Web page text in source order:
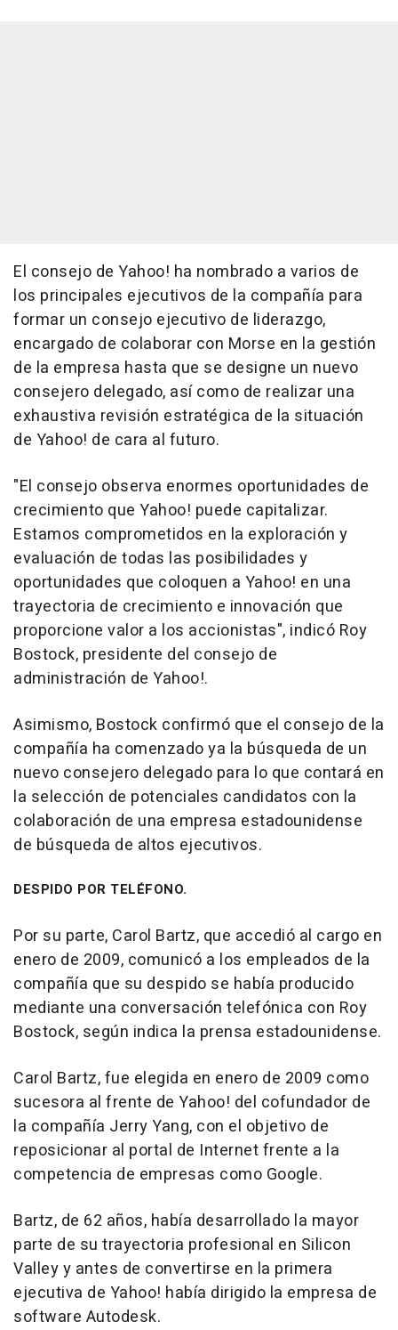
El consejo de Yahoo! ha nombrado a varios de
los principales ejecutivos de la compañía para
formar un consejo ejecutivo de liderazgo,
encargado de colaborar con Morse en la gestión
de la empresa hasta que se designe un nuevo
consejero delegado, así como de realizar una
exhaustiva revisión estratégica de la situación
de Yahoo! de cara al futuro.
"El consejo observa enormes oportunidades de
crecimiento que Yahoo! puede capitalizar.
Estamos comprometidos en la exploración y
evaluación de todas las posibilidades y
oportunidades que coloquen a Yahoo! en una
trayectoria de crecimiento e innovación que
proporcione valor a los accionistas", indicó Roy
Bostock, presidente del consejo de
administración de Yahoo!.
Asimismo, Bostock confirmó que el consejo de la
compañía ha comenzado ya la búsqueda de un
nuevo consejero delegado para lo que contará en
la selección de potenciales candidatos con la
colaboración de una empresa estadounidense
de búsqueda de altos ejecutivos.
DESPIDO POR TELÉFONO.
Por su parte, Carol Bartz, que accedió al cargo en
enero de 2009, comunicó a los empleados de la
compañía que su despido se había producido
mediante una conversación telefónica con Roy
Bostock, según indica la prensa estadounidense.
Carol Bartz, fue elegida en enero de 2009 como
sucesora al frente de Yahoo! del cofundador de
la compañía Jerry Yang, con el objetivo de
reposicionar al portal de Internet frente a la
competencia de empresas como Google.
Bartz, de 62 años, había desarrollado la mayor
parte de su trayectoria profesional en Silicon
Valley y antes de convertirse en la primera
ejecutiva de Yahoo! había dirigido la empresa de
software Autodesk.